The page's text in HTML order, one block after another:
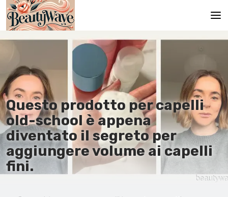
En
Es
Ru
It
De
Questo prodotto per capelli
old-school è appena
diventato il segreto per
aggiungere volume ai capelli
fini.